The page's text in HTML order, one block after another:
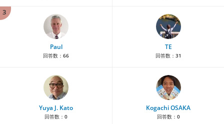
3
Paul
回答数： 66
TE
回答数： 31
Yuya J. Kato
回答数： 0
Kogachi OSAKA
回答数： 0